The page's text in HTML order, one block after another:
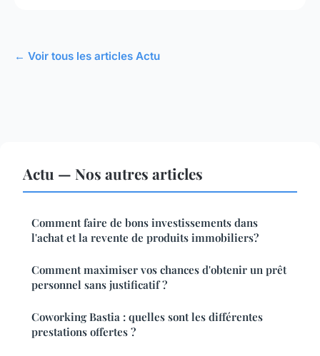
← Voir tous les articles Actu
Actu — Nos autres articles
Comment faire de bons investissements dans
l'achat et la revente de produits immobiliers?
Comment maximiser vos chances d'obtenir un prêt
personnel sans justificatif ?
Coworking Bastia : quelles sont les différentes
prestations offertes ?